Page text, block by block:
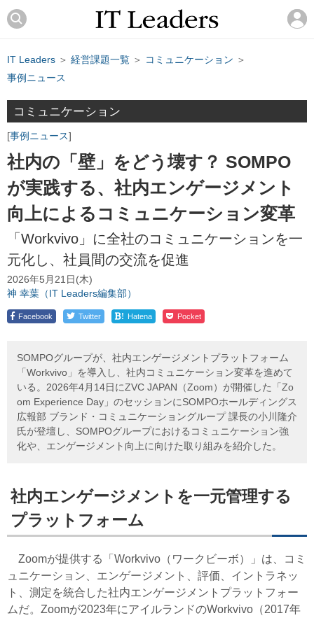
IT Leaders ＞ 経営課題一覧 ＞ コミュニケーション ＞
事例ニュース
コミュニケーション
事例ニュース
社内の「壁」をどう壊す？ SOMPO
が実践する、社内エンゲージメント
向上によるコミュニケーション変革
「Workvivo」に全社のコミュニケーションを一
元化し、社員間の交流を促進
2026年5月21日(木)
神 幸葉（IT Leaders編集部）
Facebook Twitter ! Hatena Pocket
SOMPOグループが、社内エンゲージメントプラットフォーム
「Workvivo」を導入し、社内コミュニケーション変革を進めて
いる。2026年4月14日にZVC JAPAN（Zoom）が開催した「Zo
om Experience Day」のセッションにSOMPOホールディングス
広報部 ブランド・コミュニケーショングループ 課長の小川隆介
氏が登壇し、SOMPOグループにおけるコミュニケーション強
化や、エンゲージメント向上に向けた取り組みを紹介した。
社内エンゲージメントを一元管理する
プラットフォーム
Zoomが提供する「Workvivo（ワークビーボ）」は、コミ
ュニケーション、エンゲージメント、評価、イントラネッ
ト、測定を統合した社内エンゲージメントプラットフォー
ムだ。Zoomが2023年にアイルランドのWorkvivo（2017年